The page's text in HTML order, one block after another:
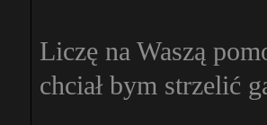
Liczę na Waszą
chciał bym strzelić